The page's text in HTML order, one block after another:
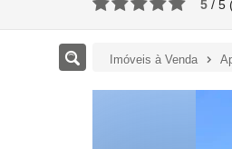
5 / 5
Imóveis à Venda